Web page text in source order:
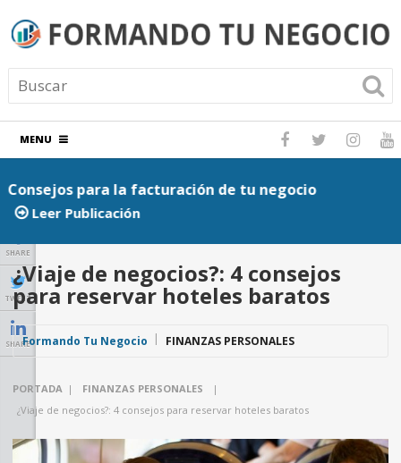
MENU
Consejos para la facturación de tu negocio
Leer Publicación
SHARE
TWEET
SHARE
¿Viaje de negocios?: 4 consejos
para reservar hoteles baratos
Formando Tu Negocio FINANZAS PERSONALES
PORTADA | FINANZAS PERSONALES
|
¿Viaje de negocios?: 4 consejos para reservar hoteles baratos